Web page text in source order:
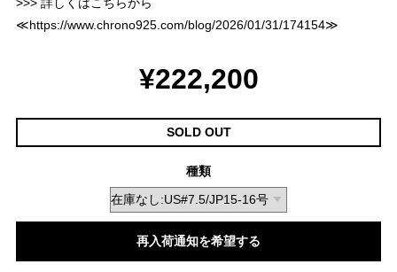
≪https://www.chrono925.com/blog/2026/01/31/174154≫
¥222,200
SOLD OUT
種類
再入荷通知を希望する